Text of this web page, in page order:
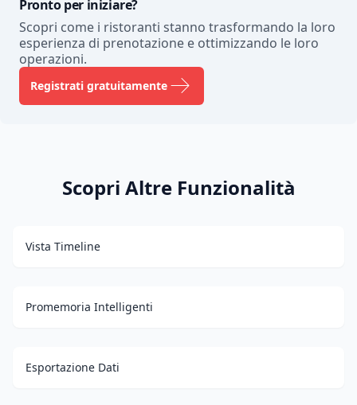
Pronto per iniziare?
Scopri come i ristoranti stanno trasformando la loro
esperienza di prenotazione e ottimizzando le loro
operazioni.
Registrati gratuitamente
Scopri Altre Funzionalità
Vista Timeline
Promemoria Intelligenti
Esportazione Dati